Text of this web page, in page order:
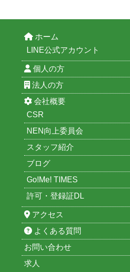
ホーム
LINE公式アカウント
個人の方
法人の方
会社概要
CSR
NEN向上委員会
スタッフ紹介
ブログ
Go!Me! TIMES
許可・登録証DL
アクセス
よくある質問
お問い合わせ
求人